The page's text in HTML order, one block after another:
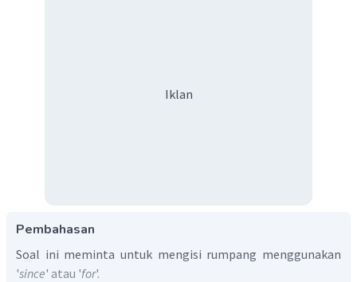
Iklan
Pembahasan
Soal ini meminta untuk mengisi rumpang menggunakan
'since' atau 'for'.